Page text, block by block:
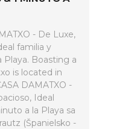
- De Luxe,
familia y
Playa. Boasting a
is located in
DAMATXO -
Ideal
a la Playa sa
(Španielsko -